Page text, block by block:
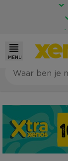
MENU